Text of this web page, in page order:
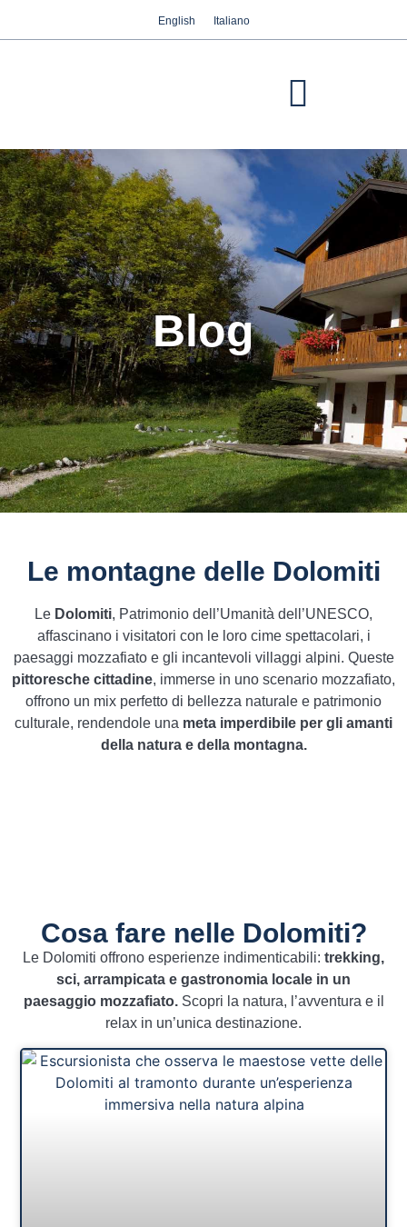
English Italiano
Blog
Le montagne delle Dolomiti
Le Dolomiti, Patrimonio dell’Umanità dell’UNESCO,
affascinano i visitatori con le loro cime spettacolari, i
paesaggi mozzafiato e gli incantevoli villaggi alpini. Queste
pittoresche cittadine, immerse in uno scenario mozzafiato,
offrono un mix perfetto di bellezza naturale e patrimonio
culturale, rendendole una meta imperdibile per gli amanti
della natura e della montagna.
Cosa fare nelle Dolomiti?
Le Dolomiti offrono esperienze indimenticabili: trekking,
sci, arrampicata e gastronomia locale in un
paesaggio mozzafiato.Scopri la natura, l’avventura e il
relax in un’unica destinazione.
Abbiamo a cuore la vostra privacy
Utilizziamo i cookie strettamente necessari per
garantire il corretto funzionamento del sito web,
web, per effettuare analisi statistiche e per fornirvi
pubblicità basata sui vostri interessi. Potete
accettare o rifiutare i cookie cliccando
rispettivamente sul pulsante "Accetta tutti" o
"Rifiuta" o, viceversa, configurarli secondo le
vostre preferenze cliccando sul pulsante
"Configurazione". Per ulteriori informazioni è
possibile visitare la nostraPolitica dei cookies.
Configurazione Rifiuta Accetta tutti